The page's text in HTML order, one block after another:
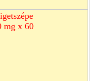
mg x 60